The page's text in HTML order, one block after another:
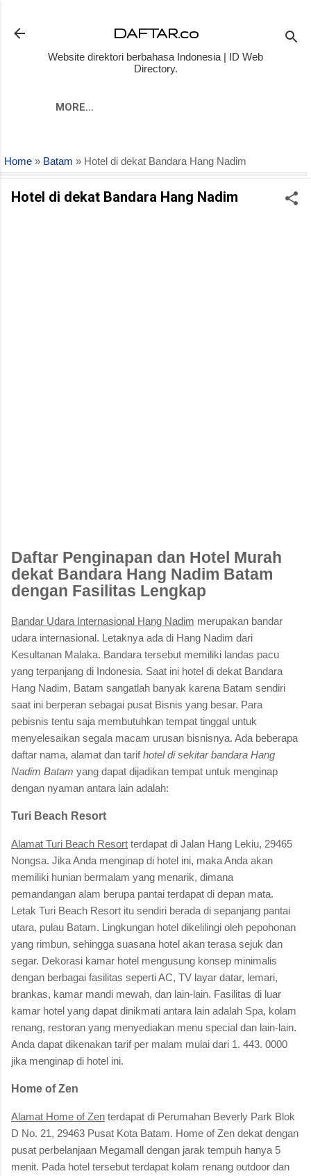
DAFTAR.co
Website direktori berbahasa Indonesia | ID Web
Directory.
MORE…
Home » Batam » Hotel di dekat Bandara Hang Nadim
Hotel di dekat Bandara Hang Nadim
Daftar Penginapan dan Hotel Murah
dekat Bandara Hang Nadim Batam
dengan Fasilitas Lengkap
Bandar Udara Internasional Hang Nadim merupakan bandar
udara internasional. Letaknya ada di Hang Nadim dari
Kesultanan Malaka. Bandara tersebut memiliki landas pacu
yang terpanjang di Indonesia. Saat ini hotel di dekat Bandara
Hang Nadim, Batam sangatlah banyak karena Batam sendiri
saat ini berperan sebagai pusat Bisnis yang besar. Para
pebisnis tentu saja membutuhkan tempat tinggal untuk
menyelesaikan segala macam urusan bisnisnya. Ada beberapa
daftar nama, alamat dan tarifhotel di sekitar bandara Hang
Nadim Batam yang dapat dijadikan tempat untuk menginap
dengan nyaman antara lain adalah:
Turi Beach Resort
Alamat Turi Beach Resort terdapat di Jalan Hang Lekiu, 29465
Nongsa. Jika Anda menginap di hotel ini, maka Anda akan
memiliki hunian bermalam yang menarik, dimana
pemandangan alam berupa pantai terdapat di depan mata.
Letak Turi Beach Resort itu sendiri berada di sepanjang pantai
utara, pulau Batam. Lingkungan hotel dikelilingi oleh pepohonan
yang rimbun, sehingga suasana hotel akan terasa sejuk dan
segar. Dekorasi kamar hotel mengusung konsep minimalis
dengan berbagai fasilitas seperti AC, TV layar datar, lemari,
brankas, kamar mandi mewah, dan lain-lain. Fasilitas di luar
kamar hotel yang dapat dinikmati antara lain adalah Spa, kolam
renang, restoran yang menyediakan menu special dan lain-lain.
Anda dapat dikenakan tarif per malam mulai dari 1. 443. 0000
jika menginap di hotel ini.
Home of Zen
Alamat Home of Zen terdapat di Perumahan Beverly Park Blok
D No. 21, 29463 Pusat Kota Batam. Home of Zen dekat dengan
pusat perbelanjaan Megamall dengan jarak tempuh hanya 5
menit. Pada hotel tersebut terdapat kolam renang outdoor dan